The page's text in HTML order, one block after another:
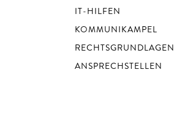
IT-HILFEN
KOMMUNIKAMPEL
RECHTSGRUNDLAGEN
ANSPRECHSTELLEN